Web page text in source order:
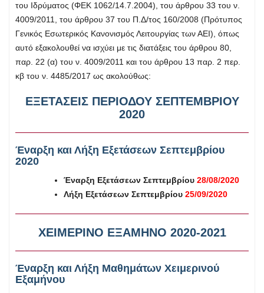
του Ιδρύματος (ΦΕΚ 1062/14.7.2004), του άρθρου 33 του ν.
4009/2011, του άρθρου 37 του Π.Δ/τος 160/2008 (Πρότυπος
Γενικός Εσωτερικός Κανονισμός Λειτουργίας των ΑΕΙ), όπως
αυτό εξακολουθεί να ισχύει με τις διατάξεις του άρθρου 80,
παρ. 22 (α) του ν. 4009/2011 και του άρθρου 13 παρ. 2 περ.
κβ του ν. 4485/2017 ως ακολούθως:
ΕΞΕΤΑΣΕΙΣ ΠΕΡΙΟΔΟΥ ΣΕΠΤΕΜΒΡΙΟΥ
2020
Έναρξη και Λήξη Εξετάσεων Σεπτεμβρίου
2020
Έναρξη Εξετάσεων Σεπτεμβρίου 28/08/2020
Λήξη Εξετάσεων Σεπτεμβρίου 25/09/2020
ΧΕΙΜΕΡΙΝΟ ΕΞΑΜΗΝΟ 2020-2021
Έναρξη και Λήξη Μαθημάτων Χειμερινού
Εξαμήνου